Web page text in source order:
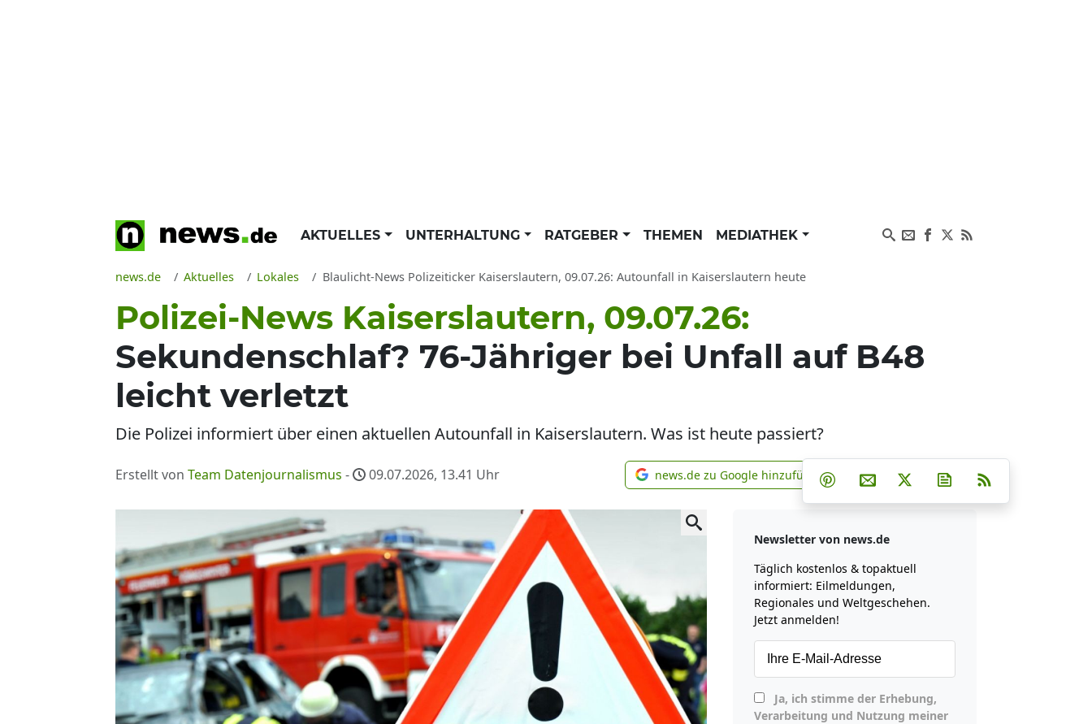
AKTUELLES UNTERHALTUNG RATGEBER THEMEN MEDIATHEK
news.de Aktuelles Lokales Blaulicht-News Polizeiticker Kaiserslautern, 09.07.26: Autounfall in Kaiserslautern heute
Polizei-News Kaiserslautern, 09.07.26:
Sekundenschlaf? 76-Jähriger bei Unfall auf B48
leicht verletzt
Die Polizei informiert über einen aktuellen Autounfall in Kaiserslautern. Was ist heute passiert?
Erstellt von Team Datenjournalismus - 09.07.2026, 13.41 Uhr news.de zu Google hinzufügen
news.de zu Google hinzufügen Teilen auf Facebook
Teilen auf Whatsapp
Teilen auf Telegram
Teilen auf Pinterest
Per E-Mail teilen
Post auf XNewsletter
Newsletter von news.de
Täglich kostenlos & topaktuell
informiert: Eilmeldungen,
Regionales und Weltgeschehen.
Jetzt anmelden!
Verarbeitung und Nutzung meiner